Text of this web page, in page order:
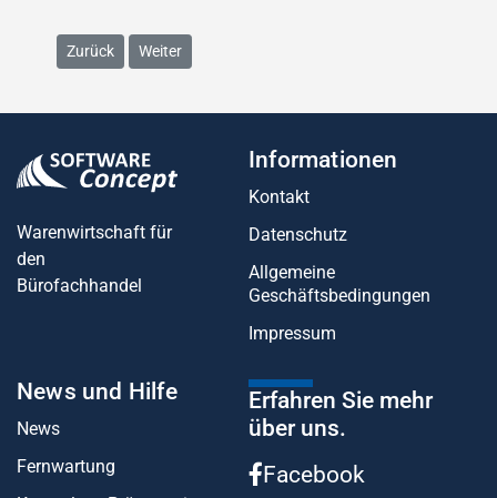
Vorheriger Beitrag: Software-Concept auf der 19. Chemnitzer
Zurück Nächster Beitrag: Software-Concept unterstützt
Weiter
Warenwirtschaft für
den
Bürofachhandel
Informationen
Kontakt
Datenschutz
Allgemeine
Geschäftsbedingungen
Impressum
News und Hilfe
News
Fernwartung
Erfahren Sie mehr
über uns.
Facebook